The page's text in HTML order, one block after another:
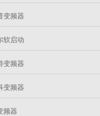
变频器
软启动
变频器
变频器
频器